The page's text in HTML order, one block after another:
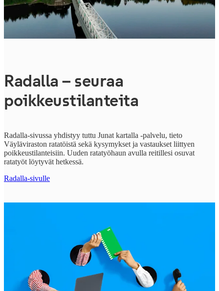
Radalla – seuraa
poikkeustilanteita
Radalla-sivussa yhdistyy tuttu Junat kartalla -palvelu, tieto
Väyläviraston ratatöistä sekä kysymykset ja vastaukset liittyen
poikkeustilanteisiin. Uuden ratatyöhaun avulla reitillesi osuvat
ratatyöt löytyvät hetkessä.
Radalla-sivulle